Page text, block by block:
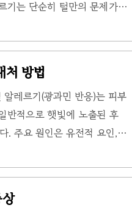
기는 단순히 털만의 문제가
세히 알아보겠습니다. 강아지
나 각질에 포함된 당단백질이
각질이 떨어질 때, 이 단백질
서 알레르기 반응을 일으킵
처 방법
레르기(광과민 반응)는 피부
반적으로 햇빛에 노출된 후
. 주요 원인은 유전적 요인, 면
으로 관리할 수 있는 방법이
출 시간 조절오전 10시~오